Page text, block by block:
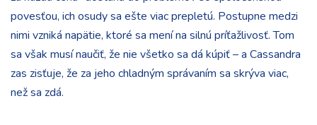
povesťou, ich osudy sa ešte viac prepletú. Postupne medzi
nimi vzniká napätie, ktoré sa mení na silnú príťažlivosť. Tom
sa však musí naučiť, že nie všetko sa dá kúpiť – a Cassandra
zas zisťuje, že za jeho chladným správaním sa skrýva viac,
než sa zdá.